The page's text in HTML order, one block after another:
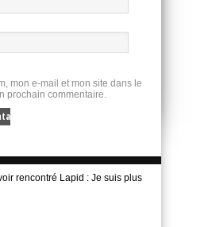
mon e-mail et mon site dans le
prochain commentaire.
rencontré Lapid : Je suis plus